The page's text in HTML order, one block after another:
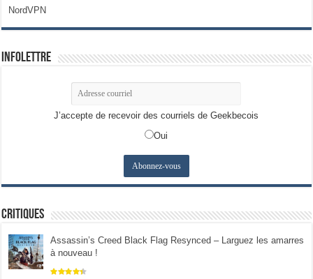
NordVPN
Infolettre
J’accepte de recevoir des courriels de Geekbecois
Oui
Critiques
Assassin’s Creed Black Flag Resynced – Larguez les amarres
à nouveau !